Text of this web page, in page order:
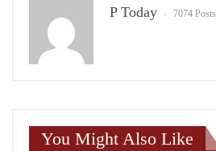
P Today 7074 Posts
You Might Also Like